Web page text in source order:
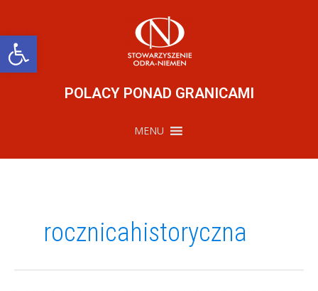
Otwórz pasek narzędzi
POLACY PONAD GRANICAMI
MENU
rocznicahistoryczna